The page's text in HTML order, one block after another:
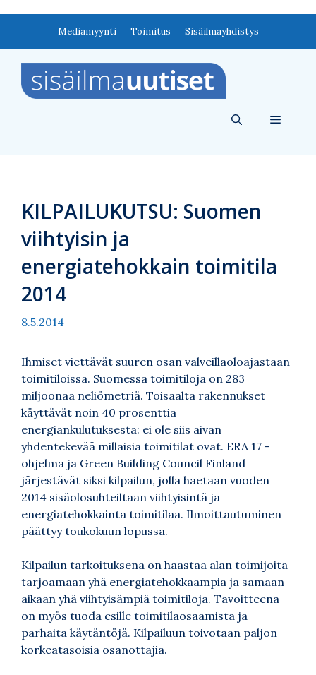
Mediamyynti Toimitus Sisäilmayhdistys
Valikko
KILPAILUKUTSU: Suomen
viihtyisin ja
energiatehokkain toimitila
2014
8.5.2014
Ihmiset viettävät suuren osan valveillaoloajastaan
toimitiloissa. Suomessa toimitiloja on 283
miljoonaa neliömetriä. Toisaalta rakennukset
käyttävät noin 40 prosenttia
energiankulutuksesta: ei ole siis aivan
yhdentekevää millaisia toimitilat ovat. ERA 17 -
ohjelma ja Green Building Council Finland
järjestävät siksi kilpailun, jolla haetaan vuoden
2014 sisäolosuhteiltaan viihtyisintä ja
energiatehokkainta toimitilaa. Ilmoittautuminen
päättyy toukokuun lopussa.
Kilpailun tarkoituksena on haastaa alan toimijoita
tarjoamaan yhä energiatehokkaampia ja samaan
aikaan yhä viihtyisämpiä toimitiloja. Tavoitteena
on myös tuoda esille toimitilaosaamista ja
parhaita käytäntöjä. Kilpailuun toivotaan paljon
korkeatasoisia osanottajia.